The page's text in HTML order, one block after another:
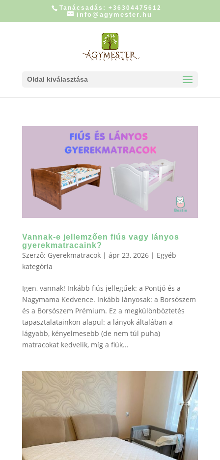
Tanácsadás: +36304475612
info@agymester.hu
Oldal kiválasztása
Vannak-e jellemzően fiús vagy lányos
gyerekmatracaink?
Szerző: Gyerekmatracok| ápr 23, 2026| Egyéb
kategória
Igen, vannak! Inkább fiús jellegűek: a Pontjó és a
Nagymama Kedvence. Inkább lányosak: a Borsószem
és a Borsószem Prémium. Ez a megkülönböztetés
tapasztalatainkon alapul: a lányok általában a
lágyabb, kényelmesebb (de nem túl puha)
matracokat kedvelik, míg a fiúk...